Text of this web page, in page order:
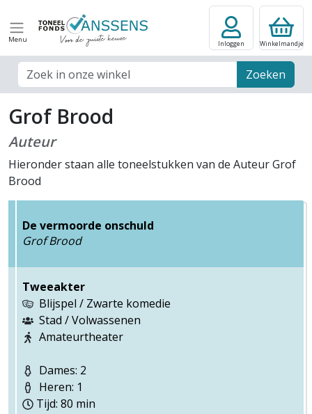
Menu
Zoek veld Zoeken
Inloggen Winkelmandje
Grof Brood
Auteur
Hieronder staan alle toneelstukken van de Auteur Grof
Brood
De vermoorde onschuld
Grof Brood
Tweeakter
Blijspel / Zwarte komedie
Stad / Volwassenen
Amateurtheater
Dames: 2
Heren: 1
Tijd: 80 min